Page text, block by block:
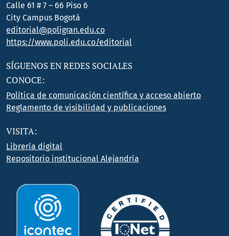
Calle 61 # 7 – 66 Piso 6
City Campus Bogotá
editorial@poligran.edu.co
https://www.poli.edu.co/editorial
SÍGUENOS EN REDES SOCIALES
CONOCE:
Política de comunicación científica y acceso abierto
Reglamento de visibilidad y publicaciones
VISITA:
Librería digital
Repositorio institucional Alejandría